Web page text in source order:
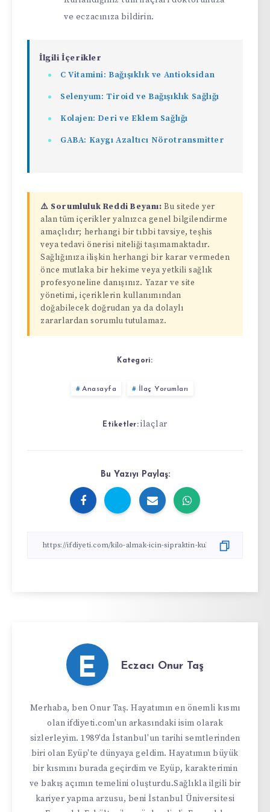
ve eczacınıza bildirin.
İlgili İçerikler
C Vitamini: Bağışıklık ve Antioksidan
Selenyum: Tiroid ve Bağışıklık Sağlığı
Kolajen: Deri ve Eklem Sağlığı
GABA: Kaygı Azaltıcı Nörotransmitter
⚠️ Sorumluluk Reddi Beyanı: Bu sitede yer
alan tüm içerikler yalnızca genel bilgilendirme
amaçlıdır; herhangi bir tıbbi tavsiye, teşhis
veya tedavi önerisi niteliği taşımamaktadır.
Sağlığınıza ilişkin herhangi bir karar vermeden
önce mutlaka bir hekime veya yetkili sağlık
profesyoneline danışınız. Yazar ve site
yönetimi, içeriklerin kullanımından
doğabilecek doğrudan ya da dolaylı
zararlardan sorumlu tutulamaz.
Kategori:
Anasayfa İlaç Yorumları
Etiketler: ilaçlar
Bu Yazıyı Paylaş:
E Eczacı Onur Taş
Merhaba, ben Onur Taş. Hayatımın en önemli kısmı
olan ifdiyeti.com'un arkasındaki isim olarak
sizlerleyim. 1989'da İstanbul'un tarihi semtlerinden
biri olan Eyüp'te dünyaya geldim. Hayatımın büyük
bir kısmını burada geçirdim ve Eyüp, karakterimin
ve bakış açımın temelini oluşturdu.Sağlıkla ilgili bir
kariyer yapma arzusu, beni İstanbul Üniversitesi